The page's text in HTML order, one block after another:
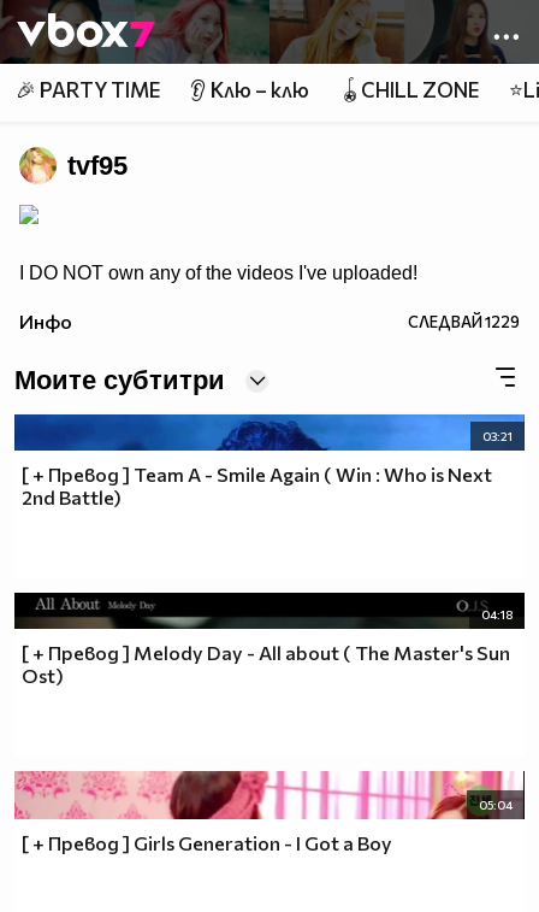
Member of
👾
🎉 PARTY TIME 👂 Клю – клю 🪀CHILL ZONE
tvf95
I DO NOT own any of the videos I've uploaded!
Инфо СЛЕДВАЙ1229
Моите субтитри
03:21
[ + Превод ] Team A - Smile Again ( Win : Who is Next
2nd Battle)
04:18
[ + Превод ] Melody Day - All about ( The Master's Sun
Ost)
05:04
[ + Превод ] Girls Generation - I Got a Boy